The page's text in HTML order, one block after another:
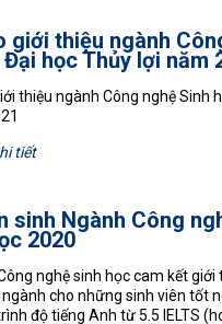
giới thiệu ngành
học Thủy lợi năm
thiệu ngành Công nghệ Sinh
tiết
sinh Ngành Công
2020
nghệ sinh học cam kết giới
cho những sinh viên tốt
độ tiếng Anh từ 5.5 IELTS